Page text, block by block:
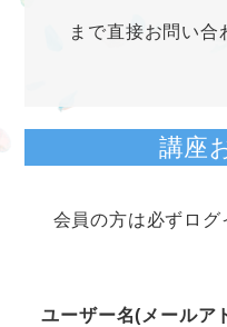
まで直接お問い合
講座
会員の方は必ずログ
ユーザー名(メールア